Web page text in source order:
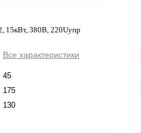
15кВт, 380В, 220Uупр
Все характеристики
45
175
130